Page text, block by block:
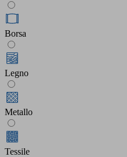
Borsa
Legno
Metallo
Tessile